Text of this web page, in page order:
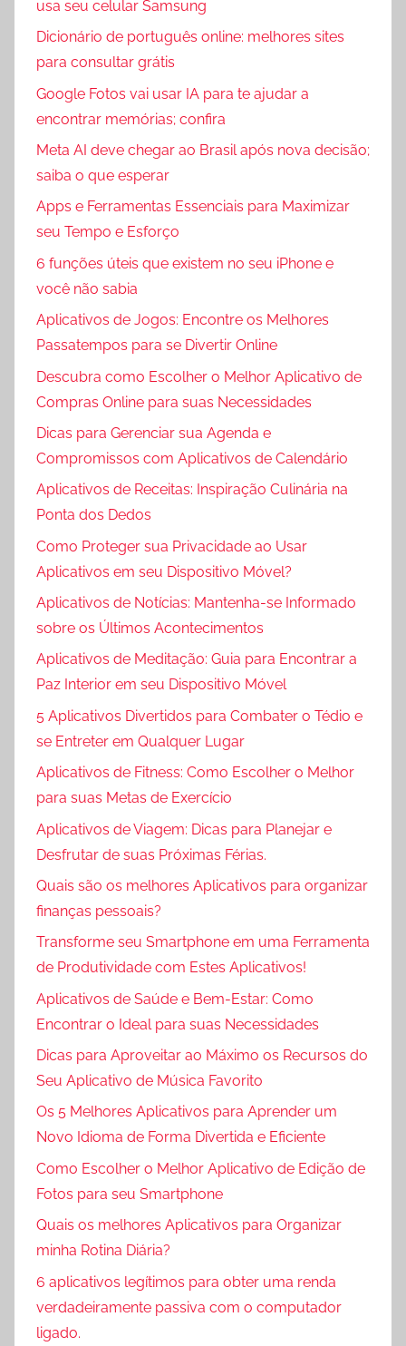
usa seu celular Samsung
Dicionário de português online: melhores sites
para consultar grátis
Google Fotos vai usar IA para te ajudar a
encontrar memórias; confira
Meta AI deve chegar ao Brasil após nova decisão;
saiba o que esperar
Apps e Ferramentas Essenciais para Maximizar
seu Tempo e Esforço
6 funções úteis que existem no seu iPhone e
você não sabia
Aplicativos de Jogos: Encontre os Melhores
Passatempos para se Divertir Online
Descubra como Escolher o Melhor Aplicativo de
Compras Online para suas Necessidades
Dicas para Gerenciar sua Agenda e
Compromissos com Aplicativos de Calendário
Aplicativos de Receitas: Inspiração Culinária na
Ponta dos Dedos
Como Proteger sua Privacidade ao Usar
Aplicativos em seu Dispositivo Móvel?
Aplicativos de Notícias: Mantenha-se Informado
sobre os Últimos Acontecimentos
Aplicativos de Meditação: Guia para Encontrar a
Paz Interior em seu Dispositivo Móvel
5 Aplicativos Divertidos para Combater o Tédio e
se Entreter em Qualquer Lugar
Aplicativos de Fitness: Como Escolher o Melhor
para suas Metas de Exercício
Aplicativos de Viagem: Dicas para Planejar e
Desfrutar de suas Próximas Férias.
Quais são os melhores Aplicativos para organizar
finanças pessoais?
Transforme seu Smartphone em uma Ferramenta
de Produtividade com Estes Aplicativos!
Aplicativos de Saúde e Bem-Estar: Como
Encontrar o Ideal para suas Necessidades
Dicas para Aproveitar ao Máximo os Recursos do
Seu Aplicativo de Música Favorito
Os 5 Melhores Aplicativos para Aprender um
Novo Idioma de Forma Divertida e Eficiente
Como Escolher o Melhor Aplicativo de Edição de
Fotos para seu Smartphone
Quais os melhores Aplicativos para Organizar
minha Rotina Diária?
6 aplicativos legítimos para obter uma renda
verdadeiramente passiva com o computador
ligado.